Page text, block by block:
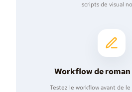
scripts de visual
Workflow de
Testez le workflow avant de